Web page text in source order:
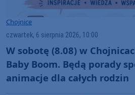
Chojnice
czwartek, 6 sierpnia 2026, 10:00
W sobotę (8.08) w
Baby Boom. Będą porady
animacje dla całych rodzin